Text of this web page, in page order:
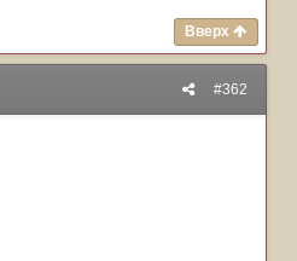
Вверх
#362